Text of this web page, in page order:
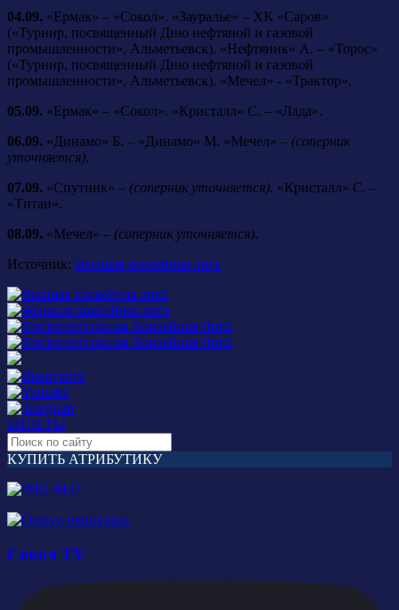
04.09. «Ермак» – «Сокол». «Зауралье» – ХК «Саров»
(«Турнир, посвященный Дню нефтяной и газовой
промышленности», Альметьевск). «Нефтяник» А. – «Торос»
(«Турнир, посвященный Дню нефтяной и газовой
промышленности», Альметьевск). «Мечел» - «Трактор».
05.09. «Ермак» – «Сокол». «Кристалл» С. – «Лада».
06.09. «Динамо» Б. – «Динамо» М. «Мечел» – (соперник
уточняется).
07.09. «Спутник» – (соперник уточняется). «Кристалл» С. –
«Титан».
08.09. «Мечел» – (соперник уточняется).
Источник: Высшая хоккейная лига
БИЛЕТЫ
КУПИТЬ АТРИБУТИКУ
Сокол TV